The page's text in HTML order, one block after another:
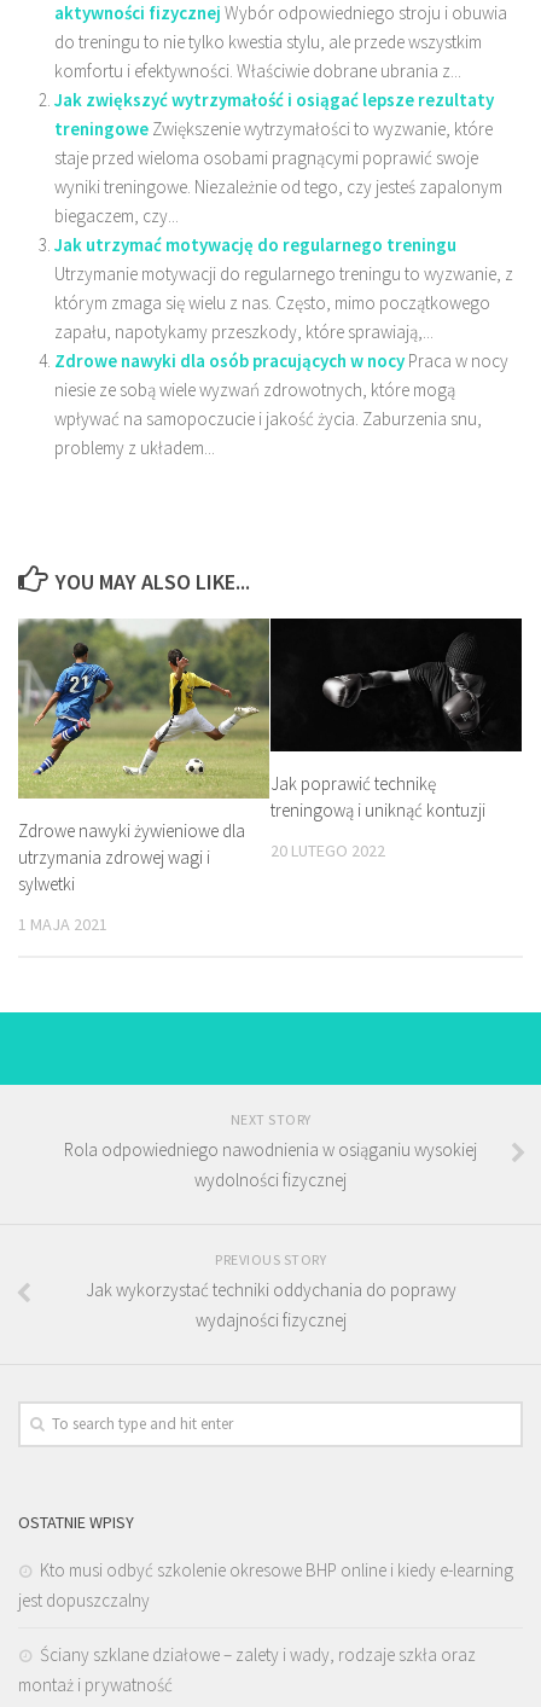
aktywności fizycznej Wybór odpowiedniego stroju i obuwia
do treningu to nie tylko kwestia stylu, ale przede wszystkim
komfortu i efektywności. Właściwie dobrane ubrania z...
Jak zwiększyć wytrzymałość i osiągać lepsze rezultaty
treningowe Zwiększenie wytrzymałości to wyzwanie, które
staje przed wieloma osobami pragnącymi poprawić swoje
wyniki treningowe. Niezależnie od tego, czy jesteś zapalonym
biegaczem, czy...
Jak utrzymać motywację do regularnego treningu
Utrzymanie motywacji do regularnego treningu to wyzwanie, z
którym zmaga się wielu z nas. Często, mimo początkowego
zapału, napotykamy przeszkody, które sprawiają,...
Zdrowe nawyki dla osób pracujących w nocy Praca w nocy
niesie ze sobą wiele wyzwań zdrowotnych, które mogą
wpływać na samopoczucie i jakość życia. Zaburzenia snu,
problemy z układem...
YOU MAY ALSO LIKE...
Zdrowe nawyki żywieniowe dla
utrzymania zdrowej wagi i
sylwetki
1 MAJA 2021
Jak poprawić technikę
treningową i uniknąć kontuzji
20 LUTEGO 2022
NEXT STORY
Rola odpowiedniego nawodnienia w osiąganiu wysokiej
wydolności fizycznej
PREVIOUS STORY
Jak wykorzystać techniki oddychania do poprawy
wydajności fizycznej
OSTATNIE WPISY
Kto musi odbyć szkolenie okresowe BHP online i kiedy e-learning
jest dopuszczalny
Ściany szklane działowe – zalety i wady, rodzaje szkła oraz
montaż i prywatność